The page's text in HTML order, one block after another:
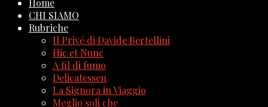
Home
CHI SIAMO
Rubriche
Il Privé di Davide Bertellini
Hic et Nunc
A fil di fumo
Delicatessen
La Signora in Viaggio
Meglio soli che